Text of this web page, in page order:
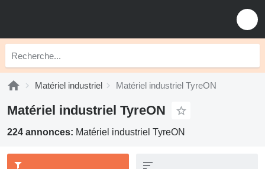
Matériel industriel Matériel industriel TyreON
Matériel industriel TyreON
224 annonces: Matériel industriel TyreON